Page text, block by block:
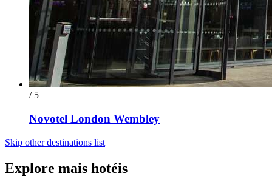
/ 5
Novotel London Wembley
Skip other destinations list
Explore mais hotéis